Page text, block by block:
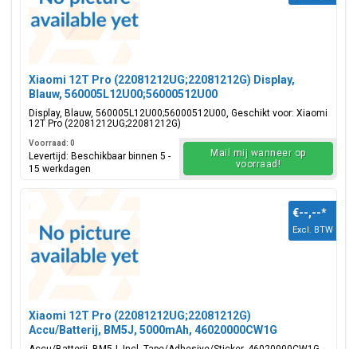
Xiaomi 12T Pro (22081212UG;22081212G) Display,
Blauw, 560005L12U00;56000512U00
Display, Blauw, 560005L12U00;56000512U00, Geschikt voor: Xiaomi
12T Pro (22081212UG;22081212G)
Voorraad: 0
Levertijd: Beschikbaar binnen 5 -
15 werkdagen
Mail mij wanneer op
voorraad!
Xiaomi 12T Pro (22081212UG;22081212G)
Accu/Batterij, BM5J, 5000mAh, 46020000CW1G
€--,--*
Excl. BTW